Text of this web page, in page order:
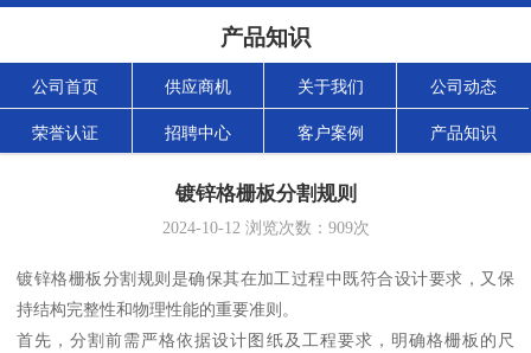
产品知识
公司首页 供应商机 关于我们 公司动态
荣誉认证 招聘中心 客户案例 产品知识
镀锌格栅板分割规则
2024-10-12浏览次数： 909次
镀锌格栅板分割规则是确保其在加工过程中既符合设计要求，又保
持结构完整性和物理性能的重要准则。
首先，分割前需严格依据设计图纸及工程要求，明确格栅板的尺